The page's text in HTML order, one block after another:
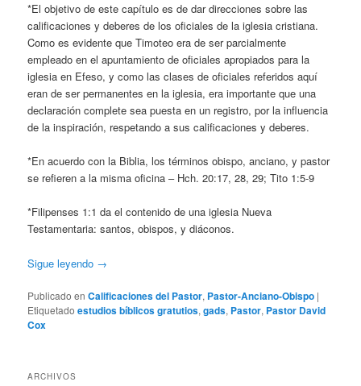
*El objetivo de este capítulo es de dar direcciones sobre las
calificaciones y deberes de los oficiales de la iglesia cristiana.
Como es evidente que Timoteo era de ser parcialmente
empleado en el apuntamiento de oficiales apropiados para la
iglesia en Efeso, y como las clases de oficiales referidos aquí
eran de ser permanentes en la iglesia, era importante que una
declaración complete sea puesta en un registro, por la influencia
de la inspiración, respetando a sus calificaciones y deberes.
*En acuerdo con la Biblia, los términos obispo, anciano, y pastor
se refieren a la misma oficina – Hch. 20:17, 28, 29; Tito 1:5-9
*Filipenses 1:1 da el contenido de una iglesia Nueva
Testamentaria: santos, obispos, y diáconos.
Sigue leyendo →
Publicado en Calificaciones del Pastor, Pastor-Anciano-Obispo |
Etiquetado estudios bíblicos gratutios,gads, Pastor, Pastor David
Cox
ARCHIVOS